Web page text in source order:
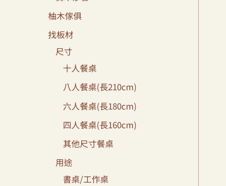
柚木傢俱
找板材
尺寸
十人餐桌
八人餐桌(長210cm)
六人餐桌(長180cm)
四人餐桌(長160cm)
其他尺寸餐桌
用途
書桌/工作桌